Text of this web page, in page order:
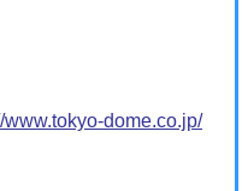
www.tokyo-dome.co.jp/